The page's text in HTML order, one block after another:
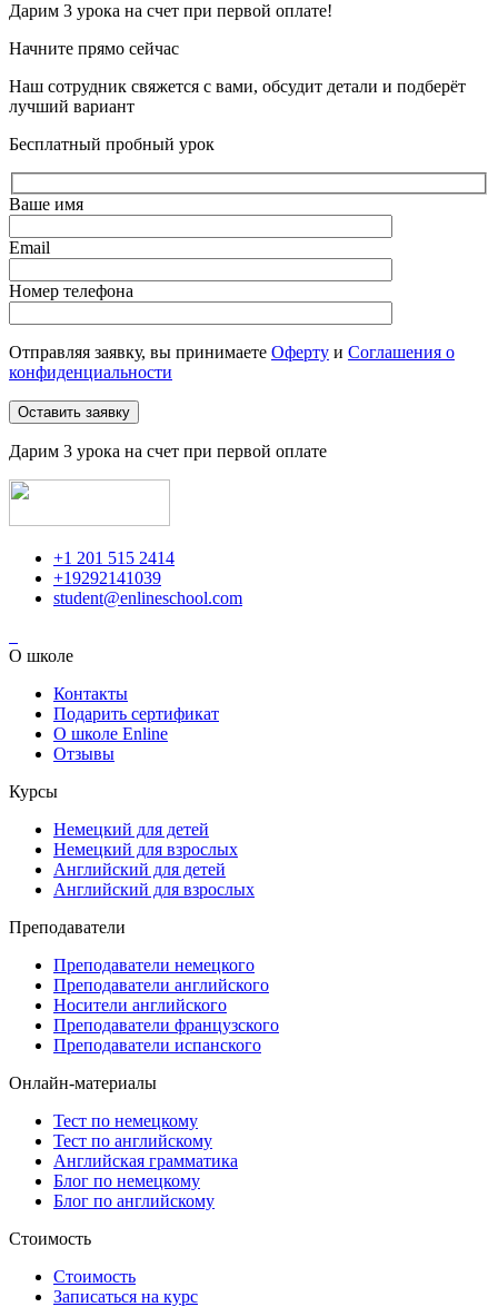
Дарим 3 урока на счет при первой оплате!
Начните прямо сейчас
Наш сотрудник свяжется с вами, обсудит детали и подберёт
лучший вариант
Бесплатный пробный урок
Ваше имя
Email
Номер телефона
Отправляя заявку, вы принимаете Оферту и Соглашения о
конфиденциальности
Дарим 3 урока на счет при первой оплате
+1 201 515 2414
+19292141039
student@enlineschool.com
О школе
Контакты
Подарить сертификат
О школе Enline
Отзывы
Курсы
Немецкий для детей
Немецкий для взрослых
Английский для детей
Английский для взрослых
Преподаватели
Преподаватели немецкого
Преподаватели английского
Носители английского
Преподаватели французского
Преподаватели испанского
Онлайн-материалы
Тест по немецкому
Тест по английскому
Английская грамматика
Блог по немецкому
Блог по английскому
Стоимость
Стоимость
Записаться на курс